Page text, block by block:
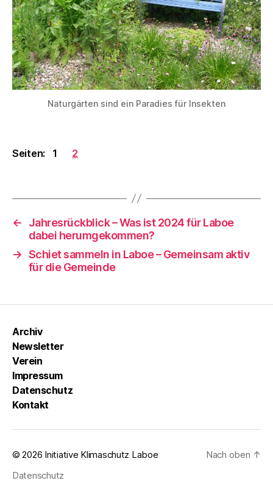
Naturgärten sind ein Paradies für Insekten
Seiten: 1 2
←
Jahresrückblick – Was ist 2024 für Laboe
dabei herumgekommen?
→ Schiet sammeln in Laboe – Gemeinsam aktiv
für die Gemeinde
Archiv
Newsletter
Verein
Impressum
Datenschutz
Kontakt
© 2026 Initiative Klimaschutz Laboe
Datenschutz
Nach oben ↑